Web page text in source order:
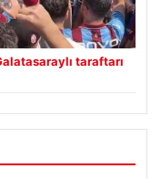
taraftarı